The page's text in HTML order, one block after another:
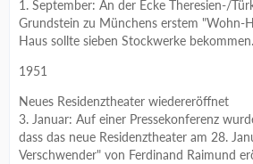
1. September: An der Ecke Theresien-/
Grundstein zu Münchens erstem "Wohn-
Haus sollte sieben Stockwerke bekommen.
1951
Neues Residenztheater wiedereröffnet
3. Januar: Auf einer Pressekonferenz
dass das neue Residenztheater am 28.
Verschwender" von Ferdinand Raimund